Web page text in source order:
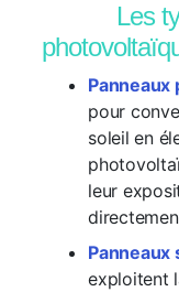
Les
Panneaux
pour
soleil en
leur
exploitent